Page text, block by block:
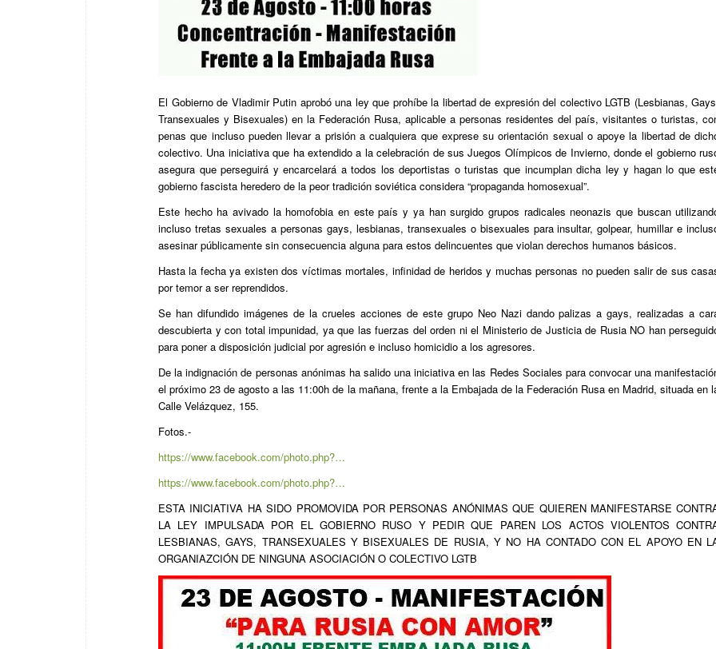
El Gobierno de Vladimir Putin aprobó una ley que prohíbe la libertad de expresión del colectivo LGTB (Lesbianas,
Transexuales y Bisexuales) en la Federación Rusa, aplicable a personas residentes del país, visitantes o turistas,
penas que incluso pueden llevar a prisión a cualquiera que exprese su orientación sexual o apoye la libertad de
colectivo. Una iniciativa que ha extendido a la celebración de sus Juegos Olímpicos de Invierno, donde el gobierno
asegura que perseguirá y encarcelará a todos los deportistas o turistas que incumplan dicha ley y hagan lo que
gobierno fascista heredero de la peor tradición soviética considera “propaganda homosexual”.
Este hecho ha avivado la homofobia en este país y ya han surgido grupos radicales neonazis que buscan
incluso tretas sexuales a personas gays, lesbianas, transexuales o bisexuales para insultar, golpear, humillar e
asesinar públicamente sin consecuencia alguna para estos delincuentes que violan derechos humanos básicos.
Hasta la fecha ya existen dos víctimas mortales, infinidad de heridos y muchas personas no pueden salir de sus
por temor a ser reprendidos.
Se han difundido imágenes de la crueles acciones de este grupo Neo Nazi dando palizas a gays, realizadas a
descubierta y con total impunidad, ya que las fuerzas del orden ni el Ministerio de Justicia de Rusia NO han
para poner a disposición judicial por agresión e incluso homicidio a los agresores.
De la indignación de personas anónimas ha salido una iniciativa en las Redes Sociales para convocar una
el próximo 23 de agosto a las 11:00h de la mañana, frente a la Embajada de la Federación Rusa en Madrid, situada en
Calle Velázquez, 155.
Fotos.-
https://www.facebook.com/photo.php?…
https://www.facebook.com/photo.php?…
ESTA INICIATIVA HA SIDO PROMOVIDA POR PERSONAS ANÓNIMAS QUE QUIEREN MANIFESTARSE
LA LEY IMPULSADA POR EL GOBIERNO RUSO Y PEDIR QUE PAREN LOS ACTOS VIOLENTOS
LESBIANAS, GAYS, TRANSEXUALES Y BISEXUALES DE RUSIA, Y NO HA CONTADO CON EL APOYO EN
ORGANIAZCIÓN DE NINGUNA ASOCIACIÓN O COLECTIVO LGTB